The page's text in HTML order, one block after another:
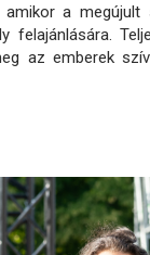
a megújult
felajánlására.
az emberek